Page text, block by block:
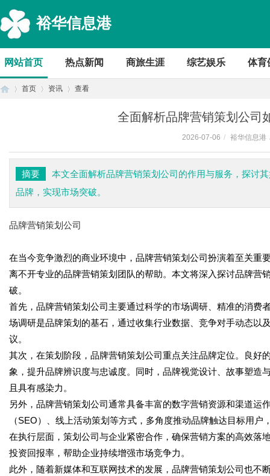
裕华信息港
网站首页 热点新闻 商旅生涯 综艺娱乐 体育
首页 资讯 查看
全面解析品牌营销策划公司
2026-07-06 / 裕华信息港
摘要
本文全面解析品牌营销策划公司的作用与服务，探讨
品牌，实现市场突破。
品牌营销策划公司
在当今竞争激烈的商业环境中，品牌营销策划公司扮演着至关重
离不开专业的品牌营销策划团队的帮助。本文将深入探讨品牌营
破。
首先，品牌营销策划公司主要通过科学的市场调研、精准的消费
场调研是品牌策划的基石，通过收集行业数据、竞争对手动态以
议。
其次，在策划阶段，品牌营销策划公司重点关注品牌定位。良好
象，提升品牌辨识度与忠诚度。同时，品牌视觉设计、故事塑造
且具有感染力。
另外，品牌营销策划公司通常具备丰富的数字营销资源和渠道运
（SEO）、线上活动策划等方式，多角度推动品牌触达目标用
在执行层面，策划公司与企业紧密合作，确保营销方案的高效落
投资回报率，帮助企业持续增强市场竞争力。
此外，随着新媒体和互联网技术的发展，品牌营销策划公司也